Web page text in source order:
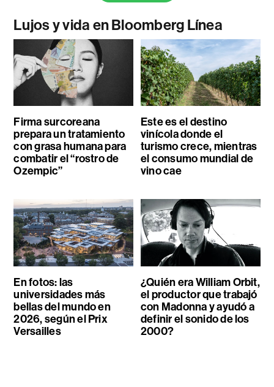
Lujos y vida en Bloomberg Línea
Firma surcoreana
prepara un tratamiento
con grasa humana para
combatir el “rostro de
Ozempic”
Este es el destino
vinícola donde el
turismo crece, mientras
el consumo mundial de
vino cae
En fotos: las
universidades más
bellas del mundo en
2026, según el Prix
Versailles
¿Quién era William Orbit,
el productor que trabajó
con Madonna y ayudó a
definir el sonido de los
2000?